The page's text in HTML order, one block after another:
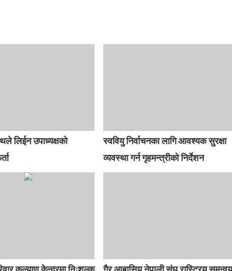
लिईन उपाध्यक्षको
स्ववियु निर्वाचनका लागि आवश्यक सुरक्षा
व्यवस्था गर्न गृहमन्त्रीको निर्देशन